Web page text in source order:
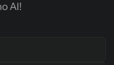
AI!